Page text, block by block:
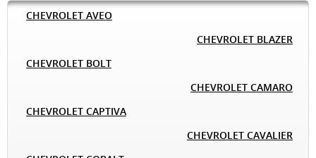
CHEVROLET AVEO
CHEVROLET BLAZER
CHEVROLET BOLT
CHEVROLET CAMARO
CHEVROLET CAPTIVA
CHEVROLET CAVALIER